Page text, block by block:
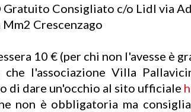
Gratuito Consigliato c/o Lidl via
Crescenzago
10 € (per chi non l'avesse è
l'associazione Villa
di dare un'occhio al sito ufficiale
non è obbligatoria ma